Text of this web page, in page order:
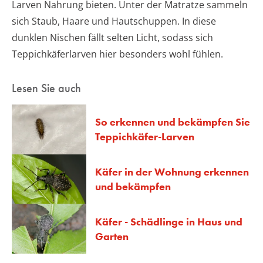
Larven Nahrung bieten. Unter der Matratze sammeln
sich Staub, Haare und Hautschuppen. In diese
dunklen Nischen fällt selten Licht, sodass sich
Teppichkäferlarven hier besonders wohl fühlen.
Lesen Sie auch
So erkennen und bekämpfen Sie
Teppichkäfer-Larven
Käfer in der Wohnung erkennen
und bekämpfen
Käfer - Schädlinge in Haus und
Garten